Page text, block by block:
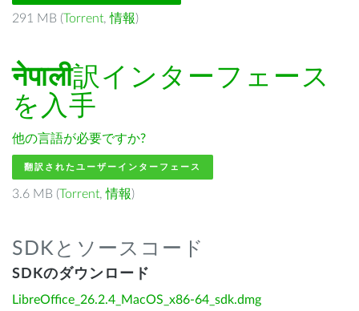
291 MB (Torrent,情報)
नेपाली訳インターフェース
を入手
他の言語が必要ですか?
翻訳されたユーザーインターフェース
3.6 MB (Torrent,情報)
SDKとソースコード
SDKのダウンロード
LibreOffice_26.2.4_MacOS_x86-64_sdk.dmg